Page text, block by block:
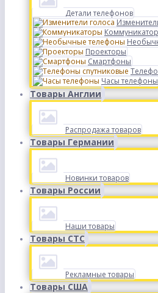
Детали телефонов
Проекторы
Смартфоны
Часы телефоны
Товары Англии
Распродажа товаров
Товары Германии
Новинки товаров
Товары России
Наши товары
Товары СТС
Рекламные товары
Товары США